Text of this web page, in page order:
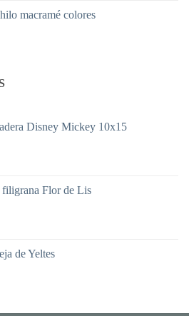
desde
macramé colores
Disney Mickey 10x15
filigrana Flor de Lis
de Yeltes